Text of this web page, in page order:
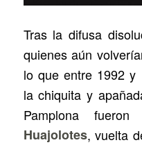
Tras la difusa
quienes aún
lo que entre 1992 y
la chiquita y
Pamplona fueron
Huajolotes, vuelta